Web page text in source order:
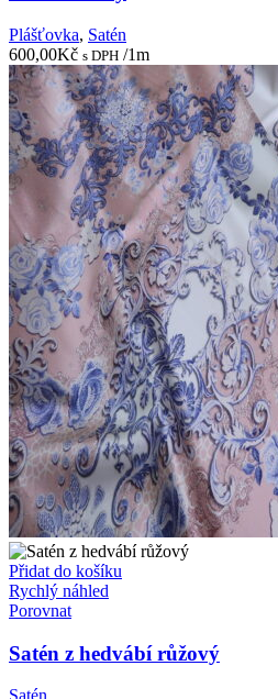
Plášťovka, Satén
600,00Kč s DPH /1m
Přidat do košíku
Rychlý náhled
Porovnat
Satén z hedvábí růžový